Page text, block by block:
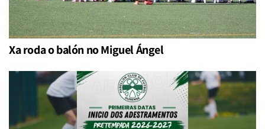
Xa roda o balón no Miguel Ángel